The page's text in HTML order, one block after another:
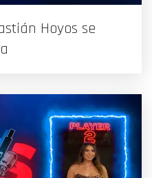
Hoyos se